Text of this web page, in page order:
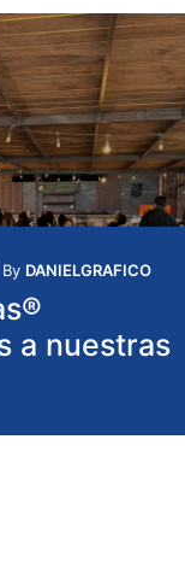
By DANIELGRAFICO
a nuestras